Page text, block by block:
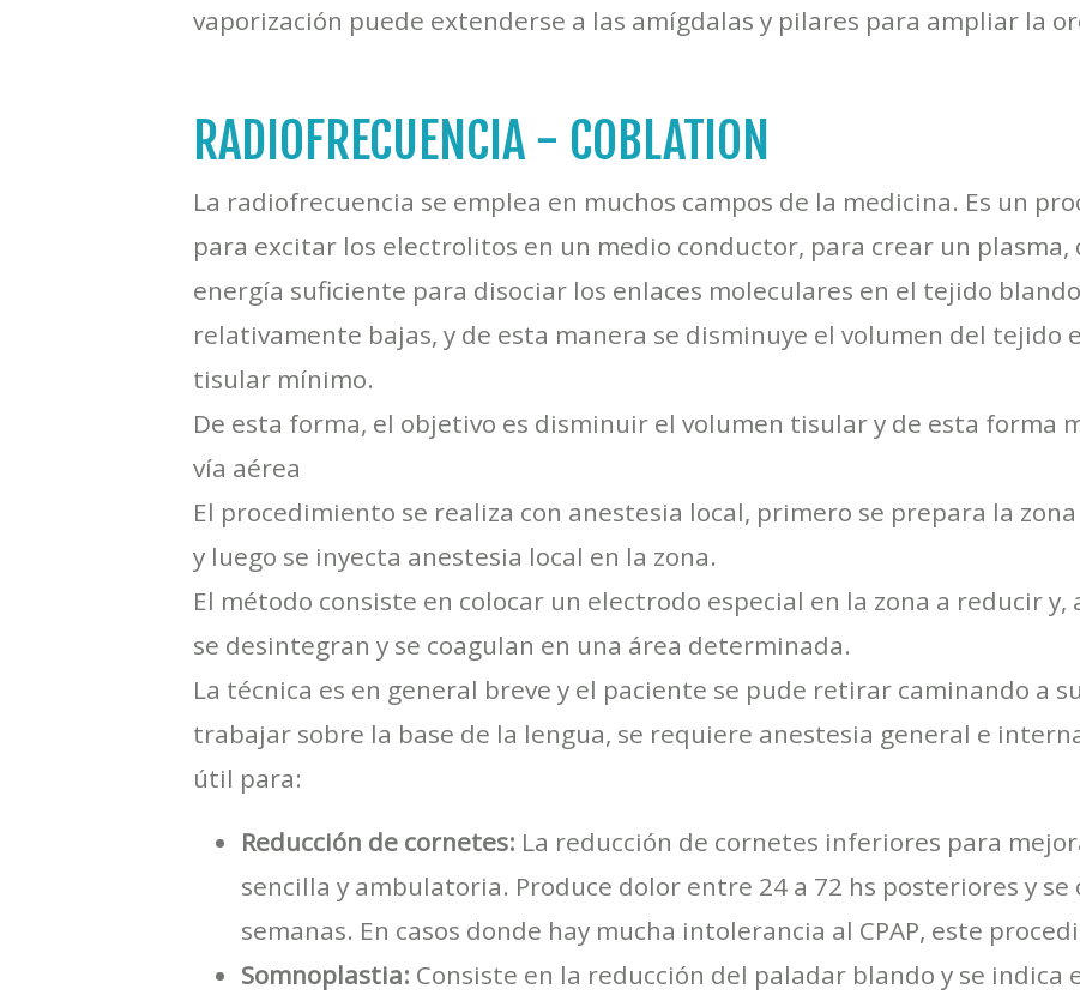
vaporización puede extenderse a las amígdalas y pilares para ampliar la
RADIOFRECUENCIA - COBLATION
La radiofrecuencia se emplea en muchos campos de la medicina. Es un
para excitar los electrolitos en un medio conductor, para crear un plasma,
energía suficiente para disociar los enlaces moleculares en el tejido
relativamente bajas, y de esta manera se disminuye el volumen del tejido
tisular mínimo.
De esta forma, el objetivo es disminuir el volumen tisular y de esta forma
vía aérea
El procedimiento se realiza con anestesia local, primero se prepara la
y luego se inyecta anestesia local en la zona.
El método consiste en colocar un electrodo especial en la zona a reducir
se desintegran y se coagulan en una área determinada.
La técnica es en general breve y el paciente se pude retirar caminando a
trabajar sobre la base de la lengua, se requiere anestesia general e
útil para:
Reducción de cornetes: La reducción de cornetes inferiores para
sencilla y ambulatoria. Produce dolor entre 24 a 72 hs posteriores y
semanas. En casos donde hay mucha intolerancia al CPAP, este
Somnoplastia: Consiste en la reducción del paladar blando y se indica